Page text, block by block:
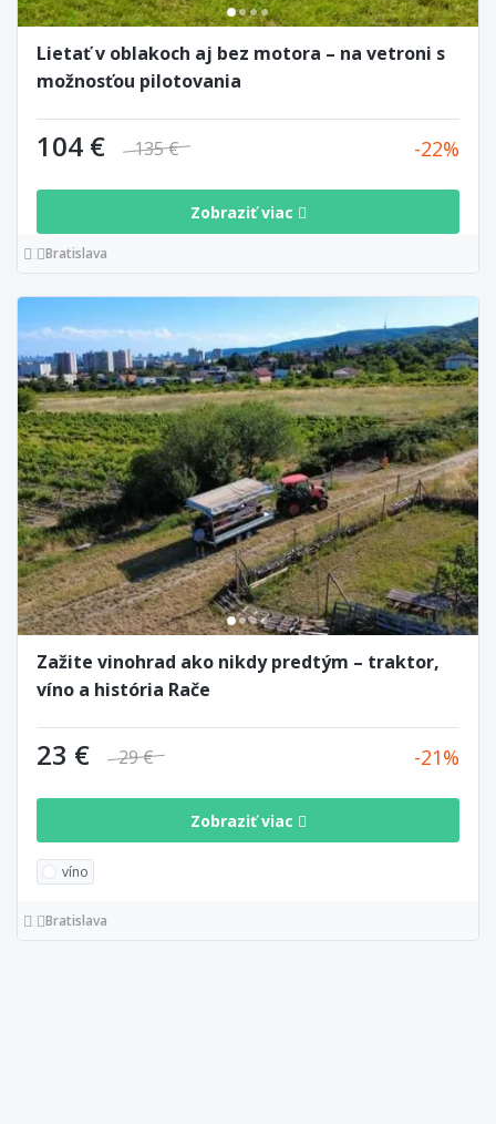
Lietať v oblakoch aj bez motora – na vetroni s
možnosťou pilotovania
104 € 135 € 22
Zobraziť viac
Bratislava
Zažite vinohrad ako nikdy predtým – traktor,
víno a história Rače
23 € 29 € 21
Zobraziť viac
víno
Bratislava